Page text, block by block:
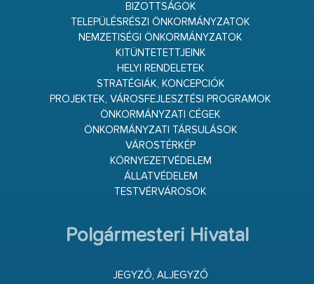
BIZOTTSÁGOK
TELEPÜLÉSRÉSZI ÖNKORMÁNYZATOK
NEMZETISÉGI ÖNKORMÁNYZATOK
KITÜNTETETTJEINK
HELYI RENDELETEK
STRATÉGIÁK, KONCEPCIÓK
PROJEKTEK, VÁROSFEJLESZTÉSI PROGRAMOK
ÖNKORMÁNYZATI CÉGEK
ÖNKORMÁNYZATI TÁRSULÁSOK
VÁROSTÉRKÉP
KÖRNYEZETVÉDELEM
ÁLLATVÉDELEM
TESTVÉRVÁROSOK
Polgármesteri Hivatal
JEGYZŐ, ALJEGYZŐ